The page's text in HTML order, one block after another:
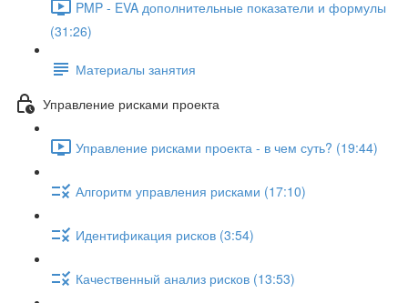
PMP - EVA дополнительные показатели и формулы
(31:26)
Материалы занятия
Управление рисками проекта
Управление рисками проекта - в чем суть? (19:44)
Алгоритм управления рисками (17:10)
Идентификация рисков (3:54)
Качественный анализ рисков (13:53)